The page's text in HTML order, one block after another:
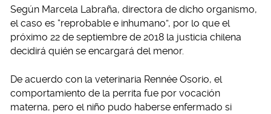
Según Marcela Labraña, directora de dicho organismo,
el caso es “reprobable e inhumano”, por lo que el
próximo 22 de septiembre de 2018 la justicia chilena
decidirá quién se encargará del menor.
De acuerdo con la veterinaria Rennée Osorio, el
comportamiento de la perrita fue por vocación
materna, pero el niño pudo haberse enfermado si